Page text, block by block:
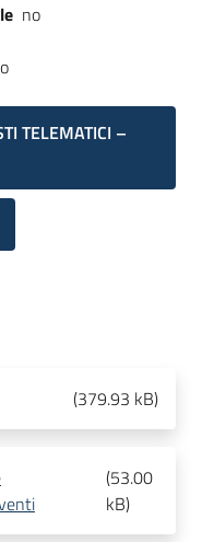
no
TELEMATICI –
(379.93 kB)
(53.00
kB)